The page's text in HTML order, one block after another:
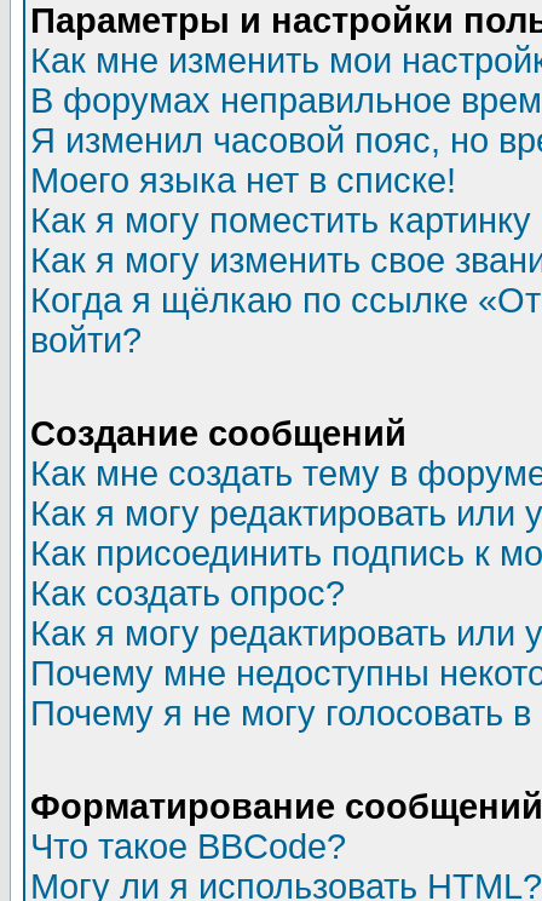
Параметры и настройки
Как мне изменить мои
В форумах неправильное
Я изменил часовой пояс, но
Моего языка нет в списке!
Как я могу поместить
Как я могу изменить свое
Когда я щёлкаю по ссылке
войти?
Создание сообщений
Как мне создать тему в
Как я могу редактировать или
Как присоединить подпись к
Как создать опрос?
Как я могу редактировать или
Почему мне недоступны
Почему я не могу голосовать
Форматирование
Что такое BBCode?
Могу ли я использовать HTML?